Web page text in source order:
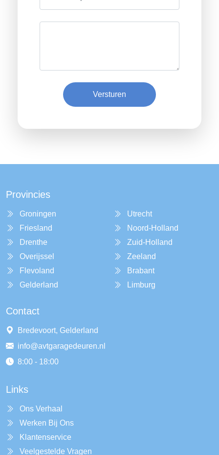
Versturen
Provincies
Groningen
Friesland
Drenthe
Overijssel
Flevoland
Gelderland
Utrecht
Noord-Holland
Zuid-Holland
Zeeland
Brabant
Limburg
Contact
Bredevoort, Gelderland
info@avtgaragedeuren.nl
8:00 - 18:00
Links
Ons Verhaal
Werken Bij Ons
Klantenservice
Veelgestelde Vragen